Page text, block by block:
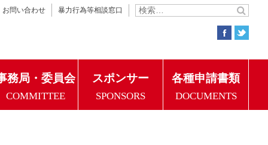
お問い合わせ 暴力行為等相談窓口
務局・委員会
COMMITTEE
スポンサー
SPONSORS
各種申請書類
DOCUMENTS